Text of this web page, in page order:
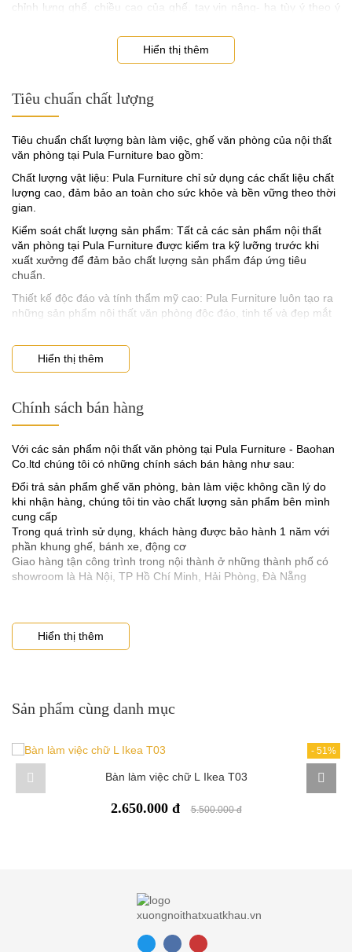
chỉnh lưng ghế, chiều cao của ghế, tay vịn nâng- hạ tùy ý theo ý
Bảo vệ sức khỏe của người dùng
được thiết kế uốn cong ôm sát phần cột sống của người ngồi, tạo
một cách hiệu quả.
Phù hợp với mọi phong cách thiết kế văn phòng
Ghế văn phòng Henley có thể giúp bạn giữ vững tinh thần làm
việc trong nhiều giờ với máy tính. Với thiết kế hiện đại, đường nét
tinh tế, ghế có thể đặt ở bất kỳ không gian nào, dù là văn phòng
hay nhà ở đều phù hợp.
Hiển thị thêm
Tiêu chuẩn chất lượng
Tiêu chuẩn chất lượng bàn làm việc, ghế văn phòng của nội thất
văn phòng tại Pula Furniture bao gồm:
Chất lượng vật liệu: Pula Furniture chỉ sử dụng các chất liệu chất
lượng cao, đảm bảo an toàn cho sức khỏe và bền vững theo thời
gian.
Kiểm soát chất lượng sản phẩm: Tất cả các sản phẩm nội thất
văn phòng tại Pula Furniture được kiểm tra kỹ lưỡng trước khi
xuất xưởng để đảm bảo chất lượng sản phẩm đáp ứng tiêu
chuẩn.
Thiết kế độc đáo và tính thẩm mỹ cao: Pula Furniture luôn tạo ra
những sản phẩm nội thất văn phòng độc đáo, tinh tế và đẹp mắt
mang lại sự tiện nghi và đầy đủ tính thẩm mỹ cho không gian làm
các sản phẩm nội thất văn phòng của mình.
Hiển thị thêm
Chính sách bán hàng
Với các sản phẩm nội thất văn phòng tại Pula Furniture - Baohan
Co.ltd chúng tôi có những chính sách bán hàng như sau:
Đổi trả sản phẩm ghế văn phòng, bàn làm việc không cần lý do
khi nhận hàng, chúng tôi tin vào chất lượng sản phẩm bên mình
cung cấp
Trong quá trình sử dụng, khách hàng được bảo hành 1 năm với
phần khung ghế, bánh xe, động cơ
Giao hàng tận công trình trong nội thành ở những thành phố có
showroom là Hà Nội, TP Hồ Chí Minh, Hải Phòng, Đà Nẵng
Hiển thị thêm
Sản phẩm cùng danh mục
- 51%
Bàn làm việc chữ L Ikea T03
2.650.000 đ 5.500.000 đ